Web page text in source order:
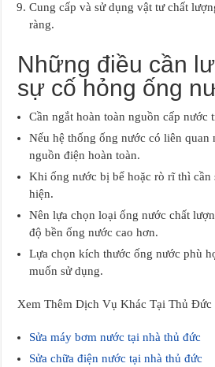
Cung cấp và sử dụng vật tư chất
ràng.
Những điều cần
sự cố hỏng ống
Cần ngắt hoàn toàn nguồn cấp nước
Nếu hệ thống ống nước có liên quan
nguồn điện hoàn toàn.
Khi ống nước bị bể hoặc rò rĩ thì cần
hiện.
Nên lựa chọn loại ống nước chất
độ bền ống nước cao hơn.
Lựa chọn kích thước ống nước phù
muốn sử dụng.
Xem Thêm Dịch Vụ Khác Tại Thủ Đức
Sửa máy bơm nước tại nhà thủ đức
Sửa chữa điện nước tại nhà thủ đức